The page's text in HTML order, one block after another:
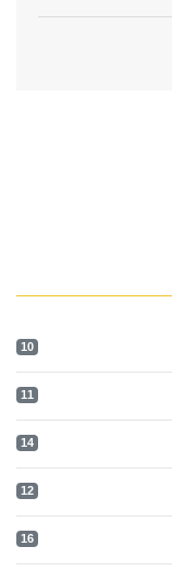
10
11
14
12
16